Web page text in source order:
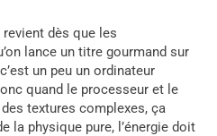
dès que les
lance un titre gourmand sur
un peu un ordinateur
quand le processeur et le
textures complexes, ça
la physique pure, l’énergie doit